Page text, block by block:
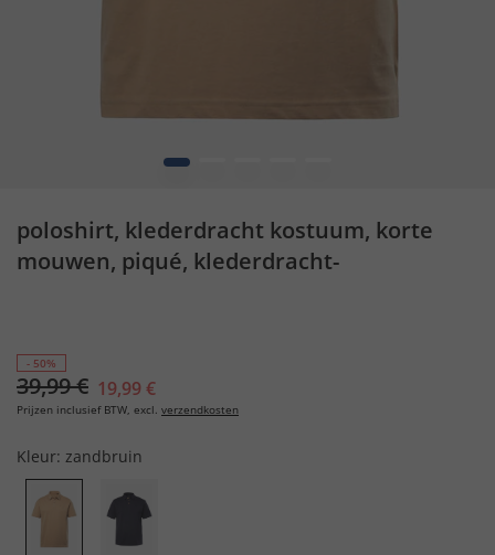
1
poloshirt, klederdracht kostuum, korte
mouwen, piqué, klederdracht-
- 50%
39,99 € 19,99 €
Prijzen inclusief BTW, excl. verzendkosten
Kleur: zandbruin